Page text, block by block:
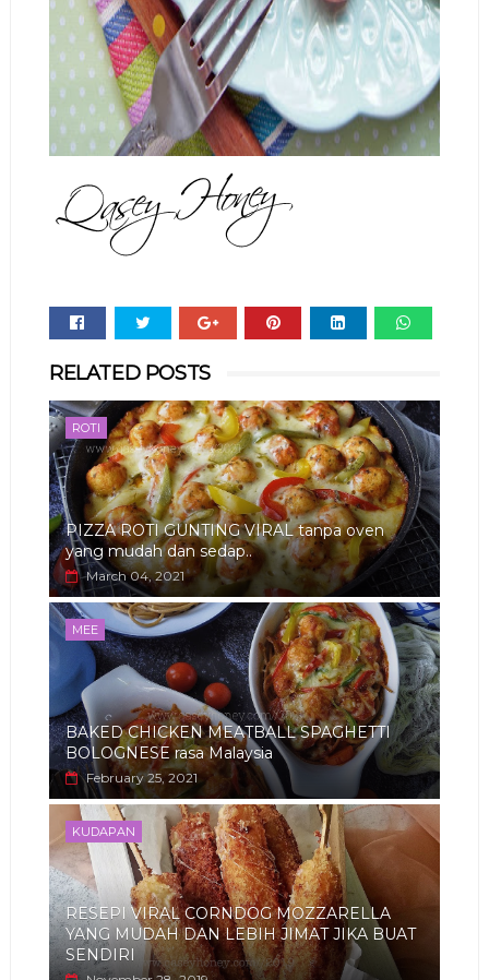
RELATED POSTS
ROTI
PIZZA ROTI GUNTING VIRAL tanpa oven
yang mudah dan sedap..
March 04, 2021
MEE
BAKED CHICKEN MEATBALL SPAGHETTI
BOLOGNESE rasa Malaysia
February 25, 2021
KUDAPAN
RESEPI VIRAL CORNDOG MOZZARELLA
YANG MUDAH DAN LEBIH JIMAT JIKA BUAT
SENDIRI